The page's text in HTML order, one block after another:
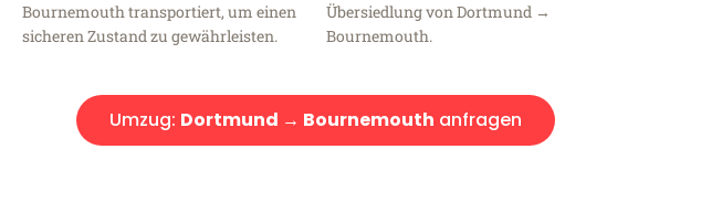
Bournemouth transportiert, um einen
sicheren Zustand zu gewährleisten.
Übersiedlung von Dortmund →
Bournemouth.
Umzug: Dortmund → Bournemouth anfragen